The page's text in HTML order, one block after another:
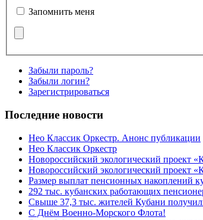
Запомнить меня
Забыли пароль?
Забыли логин?
Зарегистрироваться
Последние новости
Нео Классик Оркестр. Анонс публикации
Нео Классик Оркестр
Новороссийский экологический проект
Новороссийский экологический проект
Размер выплат пенсионных накоплений
292 тыс. кубанских работающих
Свыше 37,3 тыс. жителей Кубани
C Днём Военно-Морского Флота!